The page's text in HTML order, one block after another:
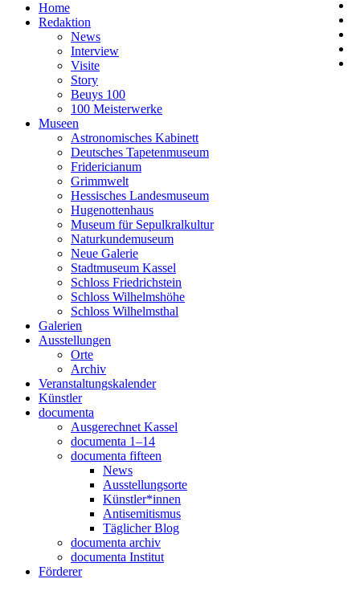
Home
Redaktion
News
Interview
Visite
Story
Beuys 100
100 Meisterwerke
Museen
Astronomisches Kabinett
Deutsches Tapetenmuseum
Fridericianum
Grimmwelt
Hessisches Landesmuseum
Hugenottenhaus
Museum für Sepulkralkultur
Naturkundemuseum
Neue Galerie
Stadtmuseum Kassel
Schloss Friedrichstein
Schloss Wilhelmshöhe
Schloss Wilhelmsthal
Galerien
Ausstellungen
Orte
Archiv
Veranstaltungskalender
Künstler
documenta
Ausgerechnet Kassel
documenta 1–14
documenta fifteen
News
Ausstellungsorte
Künstler*innen
Antisemitismus
Täglicher Blog
documenta archiv
documenta Institut
Förderer